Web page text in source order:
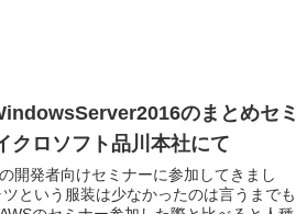
のまとめセミ
クロソフト品川本社にて
開発者向けセミナーに参加してきまし
という服装は少なかったのは言うまでも